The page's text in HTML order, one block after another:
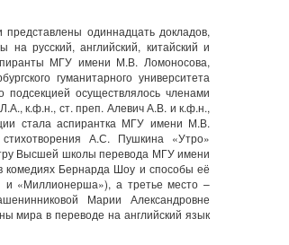
одиннадцать докладов,
русский, английский, китайский и
МГУ имени М.В. Ломоносова,
гуманитарного университета
подсекцией осуществлялось членами
к.ф.н., ст. преп. Алевич А.В. и к.ф.н.,
стала аспирантка МГУ имени М.В.
А.С. Пушкина «Утро»
Высшей школы перевода МГУ имени
комедиях Бернарда Шоу и способы её
и «Миллионерша»), а третье место –
Марии Александровне
мира в переводе на английский язык